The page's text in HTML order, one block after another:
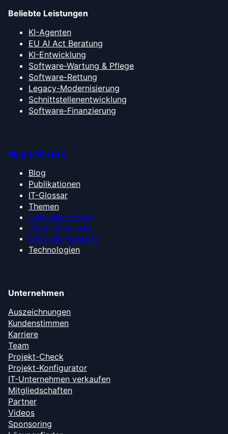
Beliebte Leistungen
KI-Agenten
EU AI Act Beratung
KI-Entwicklung
Software-Wartung & Pflege
Software-Rettung
Legacy-Modernisierung
Schnittstellenentwicklung
Software-Finanzierung
Blog & Wissen
Blog
Publikationen
IT-Glossar
Themen
KI für Unternehmen
Cloud-Infrastruktur
ERP & CRM-Systeme
Technologien
Unternehmen
Auszeichnungen
Kundenstimmen
Karriere
Team
Projekt-Check
Projekt-Konfigurator
IT-Unternehmen verkaufen
Mitgliedschaften
Partner
Videos
Sponsoring